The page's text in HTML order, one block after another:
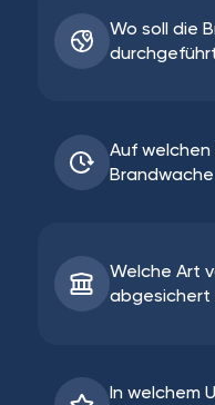
Wo soll die
Auf
Welche Art
abgesichert
In welchem